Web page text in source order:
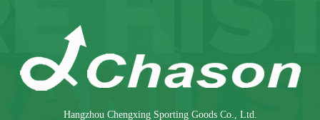
Hangzhou Chengxing Sporting Goods Co., Ltd.